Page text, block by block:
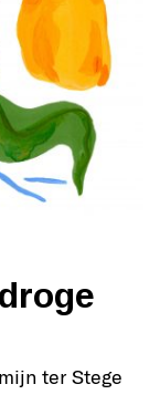
ter Stege